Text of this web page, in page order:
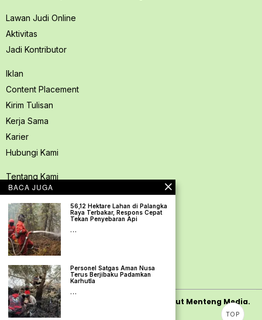
Lawan Judi Online
Aktivitas
Jadi Kontributor
Iklan
Content Placement
Kirim Tulisan
Kerja Sama
Karier
Hubungi Kami
Tentang Kami
Redaksi PerspektifSpace
Kode Etik Jurnalistik
Pedoman Media Siber
Kebijakan Privasi
Pedoman Ramah Anak
Disclaimer
Copyright2026 PerspektifSpace | PT. Mamut Menteng Media.
TOP
BACA JUGA
56,12 Hektare Lahan di Palangka
Raya Terbakar, Respons Cepat
Tekan Penyebaran Api
…
Personel Satgas Aman Nusa
Terus Berjibaku Padamkan
Karhutla
…